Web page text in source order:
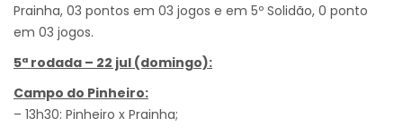
Prainha, 03 pontos em 03 jogos e em 5º Solidão, 0 ponto
em 03 jogos.
5ª rodada – 22 jul (domingo):
Campo do Pinheiro:
– 13h30: Pinheiro x Prainha;